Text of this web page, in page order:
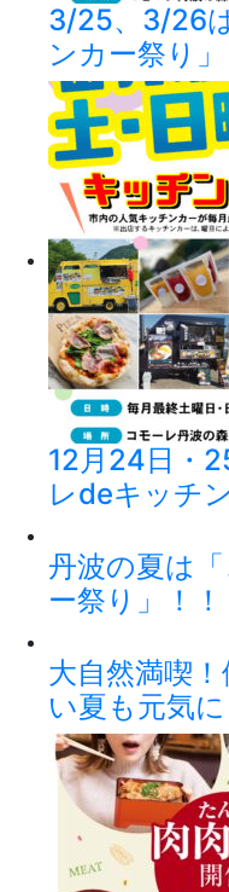
3/25、3/26
ンカー祭り」
12月24日・
レdeキッチ
丹波の夏は
ー祭り」！！
大自然満喫
い夏も元気